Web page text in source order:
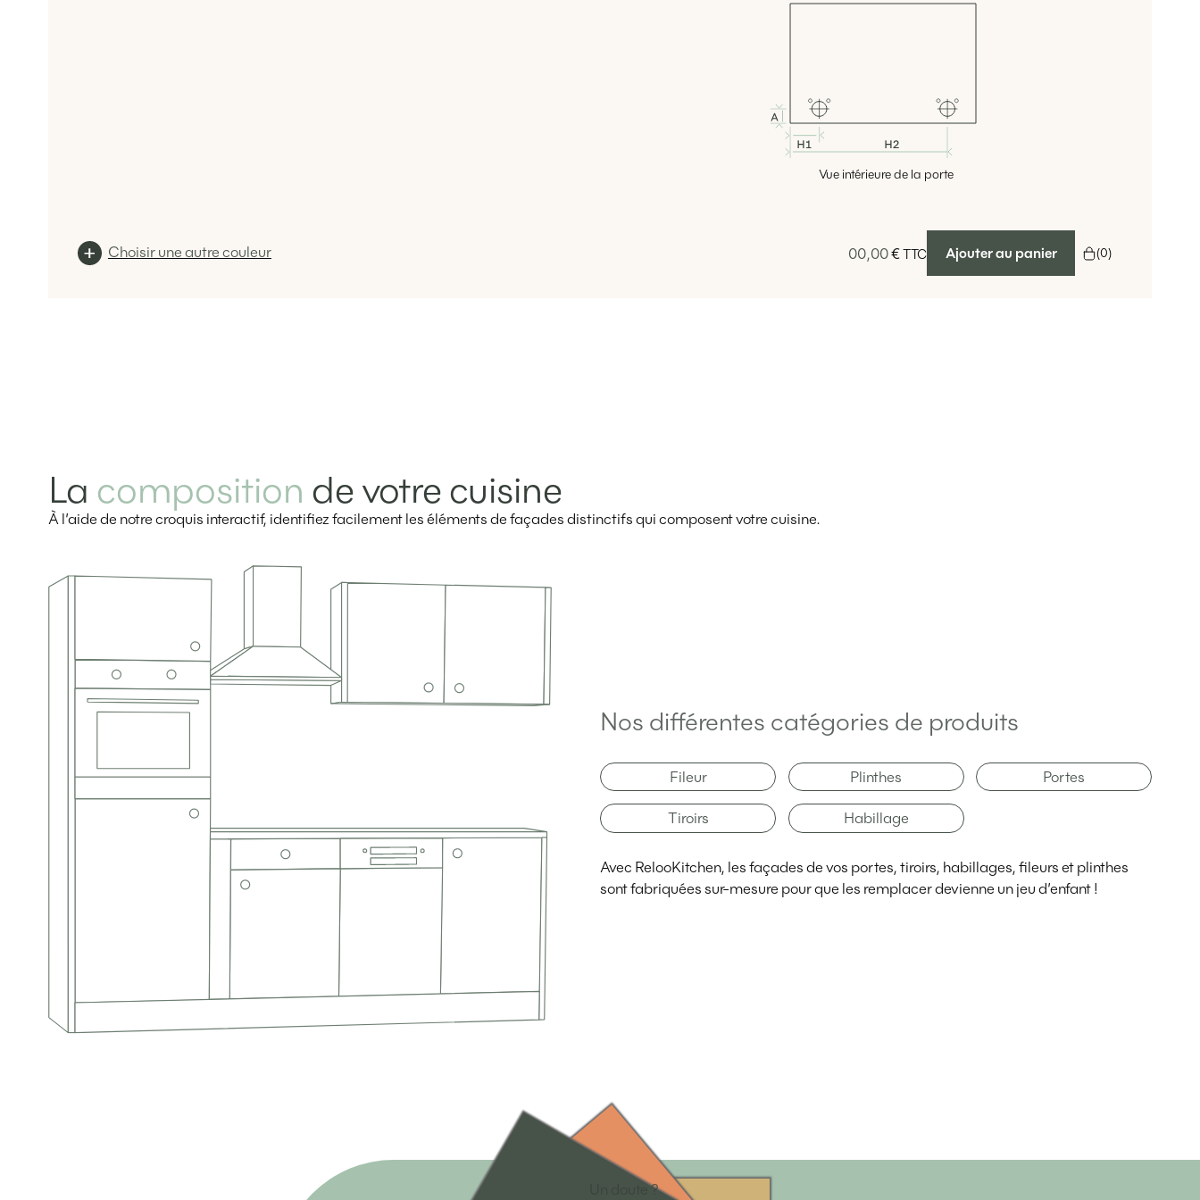
Vue intérieure de la porte
Choisir une autre couleur 00,00€TTC Ajouter au panier (0)
La composition de votre cuisine
À l’aide de notre croquis interactif, identifiez facilement les éléments de façades distinctifs qui composent votre cuisine.
Nos différentes catégories de produits
Fileur Plinthes Portes
Tiroirs Habillage
Avec RelooKitchen, les façades de vos portes, tiroirs, habillages, fileurs et plinthes
sont fabriquées sur-mesure pour que les remplacer devienne un jeu d’enfant !
Un doute ?